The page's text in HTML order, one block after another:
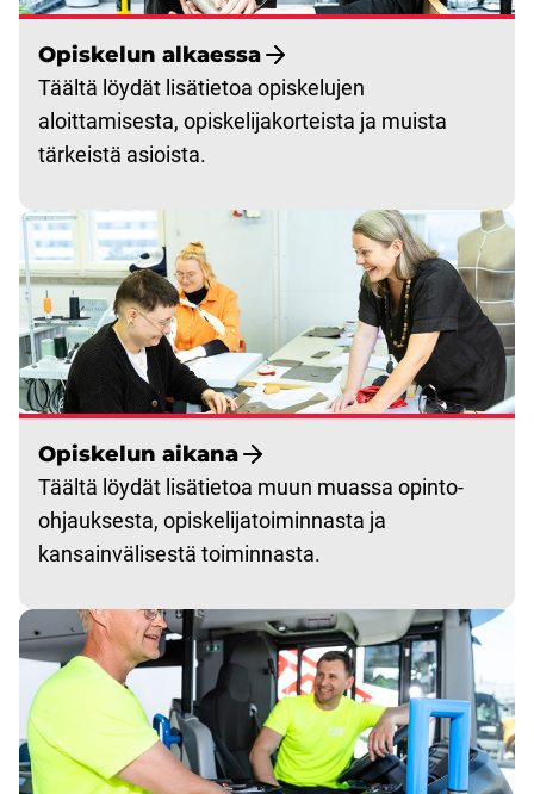
Opiskelun alkaessa
Täältä löydät lisätietoa opiskelujen
aloittamisesta, opiskelijakorteista ja muista
tärkeistä asioista.
Opiskelun aikana
Täältä löydät lisätietoa muun muassa opinto-
ohjauksesta, opiskelijatoiminnasta ja
kansainvälisestä toiminnasta.